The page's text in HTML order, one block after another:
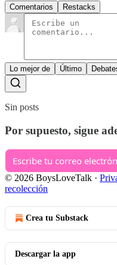
Comentarios Restacks
Lo mejor de Último
Sin posts
Por supuesto, sigue
© 2026 BoysLoveTalk ·
recolección
Crea tu Substack
Descargar la app